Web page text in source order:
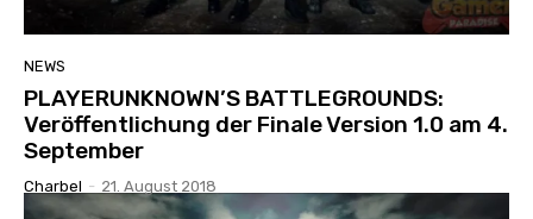
NEWS
PLAYERUNKNOWN’S BATTLEGROUNDS:
Veröffentlichung der Finale Version 1.0 am 4.
September
Charbel - 21. August 2018